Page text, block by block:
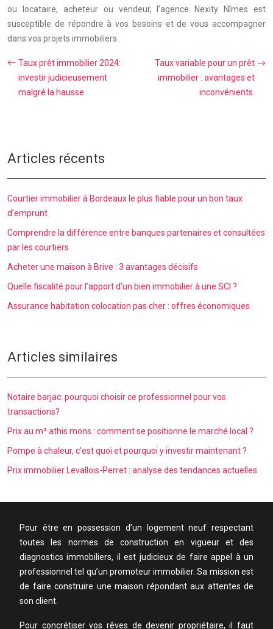
ou locataire, acheteur ou vendeur, l’agence Nexity Nîmes est
susceptible de répondre à vos besoins et de vous accompagner
dans vos projets immobiliers.
Taux prêt immobilier 2024:
investir judicieusement
malgré la hausse
Taux variable pour un prêt
immobilier : avantages et
inconvénients.
Articles récents
Courtier immobilier à Bordeaux le plus fiable pour un bon taux
d’emprunt
Comprendre la différence entre banques partenaires et consultées
par les courtiers
Acheter une maison à Brive : 3 avantages décisifs
Quelle fiscalité pour l’apport d’un bien immobilier à une SCI ?
Assurance habitation colocation pas cher : offres économiques
Articles similaires
Notaire barjac: pourquoi choisir ce professionnel pour vos
transactions?
Prix au m² athis mons : comment se positionne le marché local ?
Pompe à chaleur, c’est quoi et pourquoi y investir maintenant ?
Prix immobilier Levallois-Perret : analyse des tendances actuelles
Pour être en possession d’un logement neuf respectant
toutes les normes de construction en vigueur et des
diagnostics immobiliers, il est judicieux de faire appel à un
professionnel tel qu’un promoteur immobilier. Sa mission est
de faire construire une maison répondant aux attentes de
son client.
Pour concrétiser vos rêves de devenir propriétaire, il faut